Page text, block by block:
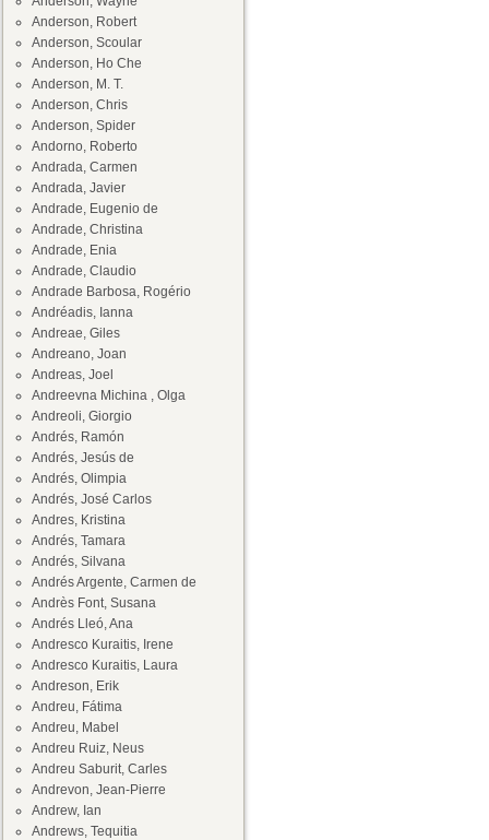
Anderson, Robert
Anderson, Scoular
Anderson, Ho Che
Anderson, M. T.
Anderson, Chris
Anderson, Spider
Andorno, Roberto
Andrada, Carmen
Andrada, Javier
Andrade, Eugenio de
Andrade, Christina
Andrade, Enia
Andrade, Claudio
Andrade Barbosa, Rogério
Andréadis, Ianna
Andreae, Giles
Andreano, Joan
Andreas, Joel
Andreevna Michina , Olga
Andreoli, Giorgio
Andrés, Ramón
Andrés, Jesús de
Andrés, Olimpia
Andrés, José Carlos
Andres, Kristina
Andrés, Tamara
Andrés, Silvana
Andrés Argente, Carmen de
Andrès Font, Susana
Andrés Lleó, Ana
Andresco Kuraitis, Irene
Andresco Kuraitis, Laura
Andreson, Erik
Andreu, Fátima
Andreu, Mabel
Andreu Ruiz, Neus
Andreu Saburit, Carles
Andrevon, Jean-Pierre
Andrew, Ian
Andrews, Tequitia